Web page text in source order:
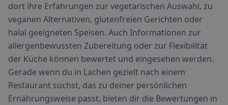
dort ihre Erfahrungen zur vegetarischen Auswahl, zu
veganen Alternativen, glutenfreien Gerichten oder
halal geeigneten Speisen. Auch Informationen zur
allergenbewussten Zubereitung oder zur Flexibilität
der Küche können bewertet und eingesehen werden.
Gerade wenn du in Lachen gezielt nach einem
Restaurant suchst, das zu deiner persönlichen
Ernährungsweise passt, bieten dir die Bewertungen in